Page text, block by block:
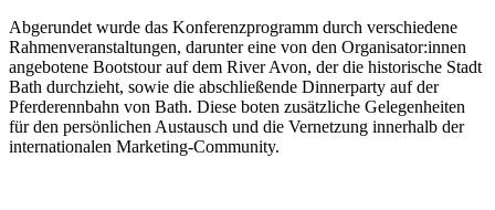
Abgerundet wurde das Konferenzprogramm durch verschiedene
Rahmenveranstaltungen, darunter eine von den Organisator:innen
angebotene Bootstour auf dem River Avon, der die historische Stadt
Bath durchzieht, sowie die abschließende Dinnerparty auf der
Pferderennbahn von Bath. Diese boten zusätzliche Gelegenheiten
für den persönlichen Austausch und die Vernetzung innerhalb der
internationalen Marketing-Community.